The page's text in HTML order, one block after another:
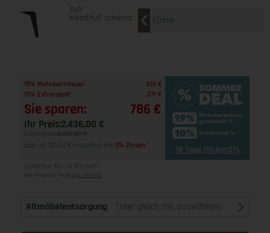
Fuß
Metallfuß schwarz Füsse
19% Mehrwertsteuer
515 €
10% Extrarabatt
271 €
Sie sparen: 786 €
Ihr Preis:2.436,00 €
Listenpreis: 3.222,00 €
oder ab 105,67 € monatlich mit 0% Zinsen 18 Tage 11h:4m:56s
Lieferzeit 10 - 14 Wochen
Alle Preise inkl. MwSt zzgl. Versand
Altmöbelentsorgung (Hier gleich mit auswählen)